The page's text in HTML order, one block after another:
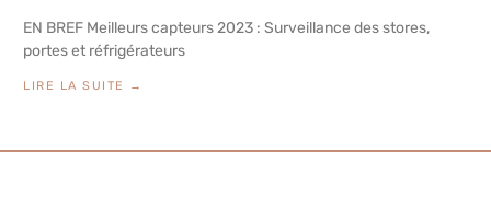
EN BREF Meilleurs capteurs 2023 : Surveillance des stores,
portes et réfrigérateurs
LIRE LA SUITE →